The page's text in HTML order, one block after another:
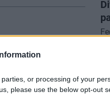
or processing of your
please use the below opt-out